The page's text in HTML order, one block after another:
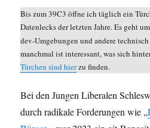
Bis zum 39C3 öffne ich täglich ein
Datenlecks der letzten Jahre. Es geht um
dev-Umgebungen und andere
manchmal ist interessant, was sich
Türchen sind hierzu finden.
Bei den Jungen Liberalen
durch radikale Forderungen wie „